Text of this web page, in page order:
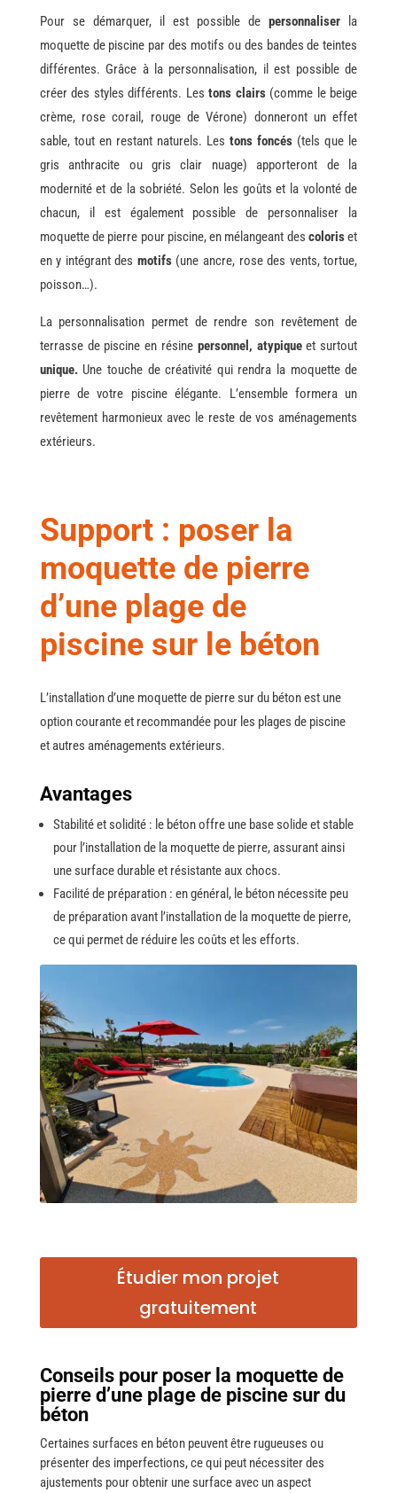
Pour se démarquer, il est possible depersonnaliser la
moquette de piscine par des motifs ou des bandes de teintes
différentes. Grâce à la personnalisation, il est possible de
créer des styles différents. Lestons clairs(comme le beige
crème, rose corail, rouge de Vérone) donneront un effet
sable, tout en restant naturels. Lestons foncés (tels que le
gris anthracite ou gris clair nuage) apporteront de la
modernité et de la sobriété. Selon les goûts et la volonté de
chacun, il est également possible de personnaliser la
moquette de pierre pour piscine, en mélangeant des coloriset
en y intégrant des motifs(une ancre, rose des vents, tortue,
poisson…).
La personnalisation permet de rendre son revêtement de
terrasse de piscine en résine personnel, atypiqueet surtout
unique.Une touche de créativité qui rendra la moquette de
pierre de votre piscine élégante. L’ensemble formera un
revêtement harmonieux avec le reste de vos aménagements
extérieurs.
Support : poser la
moquette de pierre
d’une plage de
piscine sur le béton
L’installation d’une moquette de pierre sur du béton est une
option courante et recommandée pour les plages de piscine
et autres aménagements extérieurs.
Avantages
Stabilité et solidité : le béton offre une base solide et stable
pour l’installation de la moquette de pierre, assurant ainsi
une surface durable et résistante aux chocs.
Facilité de préparation : en général, le béton nécessite peu
de préparation avant l’installation de la moquette de pierre,
ce qui permet de réduire les coûts et les efforts.
Étudier mon projet
gratuitement
Conseils pour poser la moquette de
pierre d’une plage de piscine sur du
béton
Certaines surfaces en béton peuvent être rugueuses ou
présenter des imperfections, ce qui peut nécessiter des
ajustements pour obtenir une surface avec un aspect